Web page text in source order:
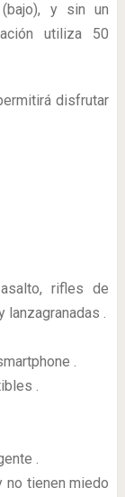
y sin un
utiliza 50
disfrutar
rifles de
lanzagranadas .
.
.
.
no tienen miedo